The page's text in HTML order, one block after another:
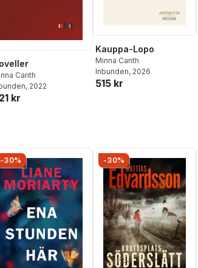
Canth
, 2022
kr
Kauppa-Lopo
Minna Canth
Inbunden, 2026
515 kr
-30% -30%